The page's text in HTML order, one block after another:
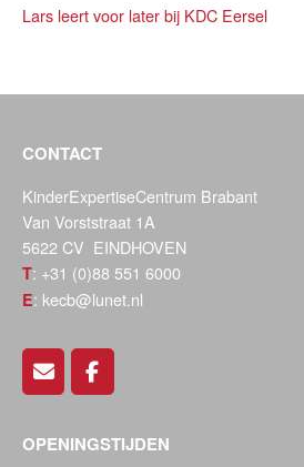
Lars leert voor later bij KDC Eersel
CONTACT
KinderExpertiseCentrum Brabant
Van Vorststraat 1A
5622 CV EINDHOVEN
T: +31 (0)88 551 6000
E: kecb@lunet.nl
OPENINGSTIJDEN